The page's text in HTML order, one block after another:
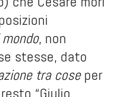
, non
stesse, dato
tra coseper
“Giulio